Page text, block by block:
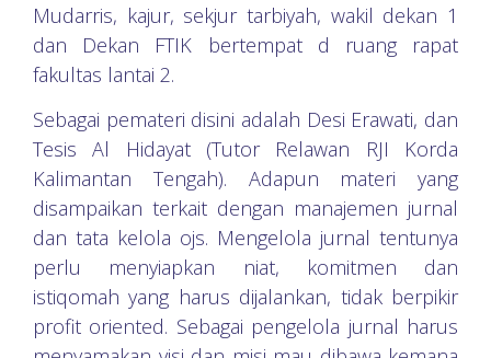
Mudarris, kajur, sekjur tarbiyah, wakil dekan 1
dan Dekan FTIK bertempat d ruang rapat
fakultas lantai 2.
Sebagai pemateri disini adalah Desi Erawati, dan
Tesis Al Hidayat (Tutor Relawan RJI Korda
Kalimantan Tengah). Adapun materi yang
disampaikan terkait dengan manajemen jurnal
dan tata kelola ojs. Mengelola jurnal tentunya
perlu menyiapkan niat, komitmen dan
istiqomah yang harus dijalankan, tidak berpikir
profit oriented. Sebagai pengelola jurnal harus